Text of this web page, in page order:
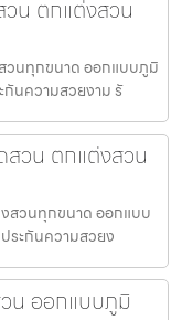
น ตกแต่งสวน
วนทุกขนาด ออกแบบภูมิ
กันความสวยงาม รั
วน ตกแต่งสวน
สวนทุกขนาด ออกแบบ
ระกันความสวยง
น ออกแบบภูมิ